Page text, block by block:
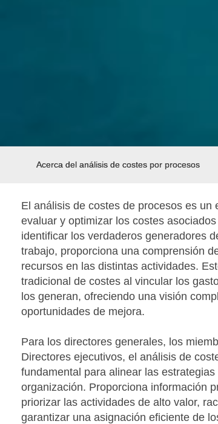
Acerca del análisis de costes por procesos
El análisis de costes de procesos es
evaluar y optimizar los costes
identificar los verdaderos generadores
trabajo, proporciona una comprensión
recursos en las distintas actividades.
tradicional de costes al vincular los
los generan, ofreciendo una visión
oportunidades de mejora.
Para los directores generales, los
Directores ejecutivos, el análisis de
fundamental para alinear las
organización. Proporciona información
priorizar las actividades de alto valor,
garantizar una asignación eficiente de